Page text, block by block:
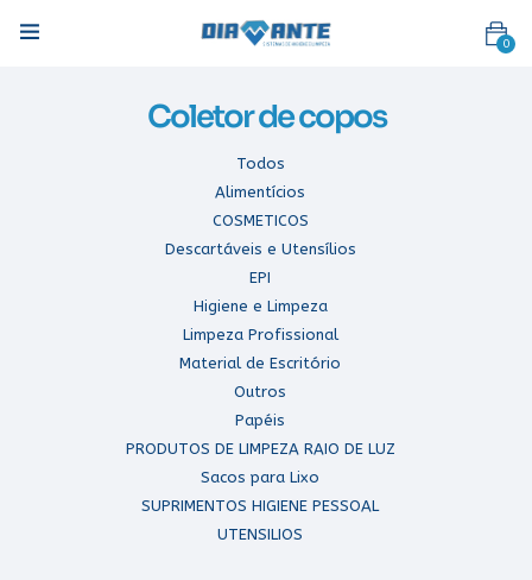
0
Coletor de copos
Todos
Alimentícios
COSMETICOS
Descartáveis e Utensílios
EPI
Higiene e Limpeza
Limpeza Profissional
Material de Escritório
Outros
Papéis
PRODUTOS DE LIMPEZA RAIO DE LUZ
Sacos para Lixo
SUPRIMENTOS HIGIENE PESSOAL
UTENSILIOS